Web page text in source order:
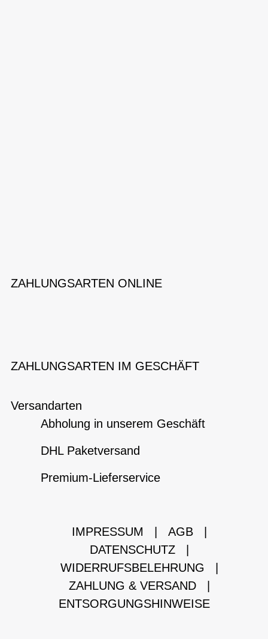
ZAHLUNGSARTEN ONLINE
ZAHLUNGSARTEN IM GESCHÄFT
Versandarten
Abholung in unserem Geschäft
DHL Paketversand
Premium-Lieferservice
IMPRESSUM AGB
DATENSCHUTZ
WIDERRUFSBELEHRUNG
ZAHLUNG & VERSAND
ENTSORGUNGSHINWEISE